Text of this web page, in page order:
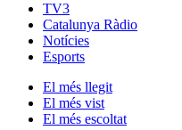
TV3
Catalunya Ràdio
Notícies
Esports
El més llegit
El més vist
El més escoltat